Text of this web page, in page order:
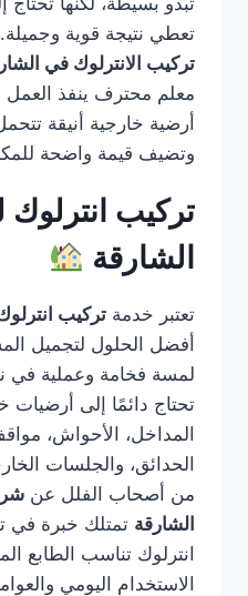
تعطي نتيجة قوية
تركيب الانترلوك في
معلم محترف ينفذ العمل
أرضية خارجية أنيقة
وتضيف قيمة واضحة
تركيب
الشارقة
تعتبر خدمة تركيب
أفضل الحلول لتجميل
لمسة فخامة وعملية في
تحتاج دائمًا إلى أرضيات
المداخل، الأحواش،
الحدائق، والجلسات
من أصحاب الفلل عن
الشارقة تمتلك خبرة في
انترلوك تناسب الطابع
الاستخدام اليومي